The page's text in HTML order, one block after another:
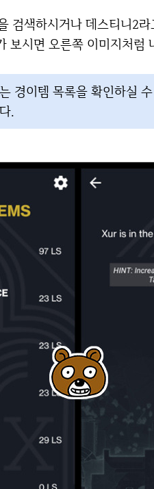
검색하시거나 데스티니2
보시면 오른쪽 이미지처럼
경이템 목록을 확인하실
.